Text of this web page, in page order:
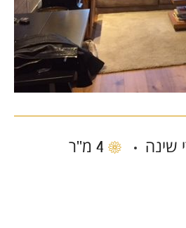
4 מ''ר